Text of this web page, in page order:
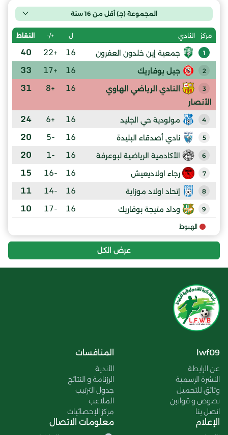
المجموعة (جـ) أقل من 16 سنة
مركز النادي ل +/- النقاط
1 جمعية إين خلدون العفرون 16
+22
40
2 جيل بوفاريك 16
+17
33
3
النادي الرياضي الهاوي
الأنصار
16
+8
31
4 مولودية حي الجليد 16
+6
24
5 نادي أصدقاء البليدة 16
-5
20
6 الأكادمية الرياضية لبوعرفة 16
-1
20
7 رجاء اولاديعيش 16
-16
15
8 إتحاد اولاد موزاية 16
-14
11
9 وداد متيجة بوفاريك 16
-17
10
الهبوط
عرض الكل
lwf09
عن الرابطة
النشرة الرسمية
وثائق للتحميل
نصوص و قوانين
اتصل بنا
المنافسات
الأندية
الرزنامة و النتائج
جدول الترتيب
الملاعب
مركز الإحصائيات
الإعلام معلومات الاتصال